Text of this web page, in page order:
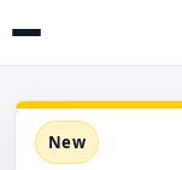
New